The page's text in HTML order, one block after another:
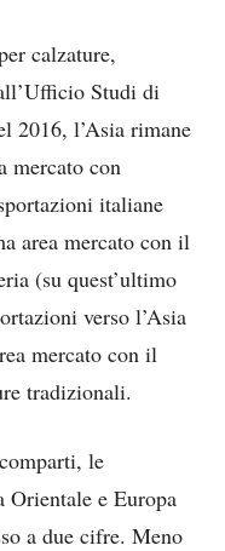
calzature,
Studi di
2016, l’Asia rimane
mercato con
italiane
area mercato con il
(su quest’ultimo
verso l’Asia
mercato con il
tradizionali.
le
Orientale e Europa
a due cifre. Meno